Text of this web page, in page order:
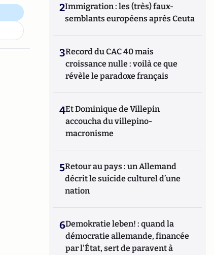
2Immigration : les (très) faux-
semblants européens après Ceuta
3Record du CAC 40 mais
croissance nulle : voilà ce que
révèle le paradoxe français
4Et Dominique de Villepin
accoucha du villepino-
macronisme
5Retour au pays : un Allemand
décrit le suicide culturel d’une
nation
6Demokratie leben! : quand la
démocratie allemande, financée
par l'État, sert de paravent à